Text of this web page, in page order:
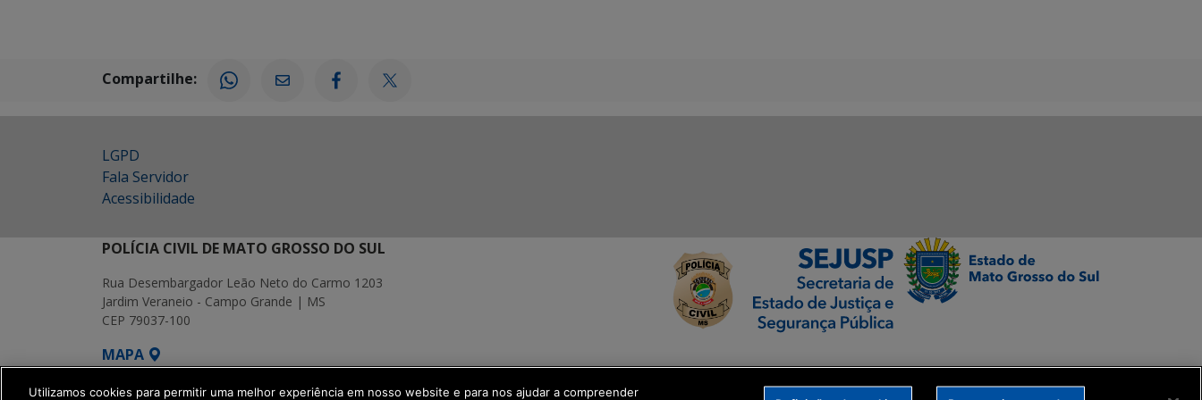
Compartilhe:
LGPD
Fala Servidor
Acessibilidade
POLÍCIA CIVIL DE MATO GROSSO DO SUL
Rua Desembargador Leão Neto do Carmo 1203
Jardim Veraneio - Campo Grande | MS
CEP 79037-100
MAPA
SETDIG | Secretaria-Executiva de Transformação Digital
Utilizamos cookies para permitir uma melhor experiência em nosso website e para nos ajudar a compreender